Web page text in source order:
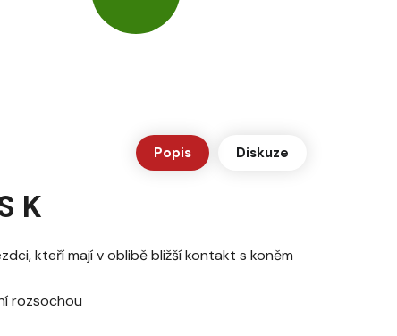
Popis Diskuze
K
kteří mají v oblibě bližší kontakt s koněm
rozsochou